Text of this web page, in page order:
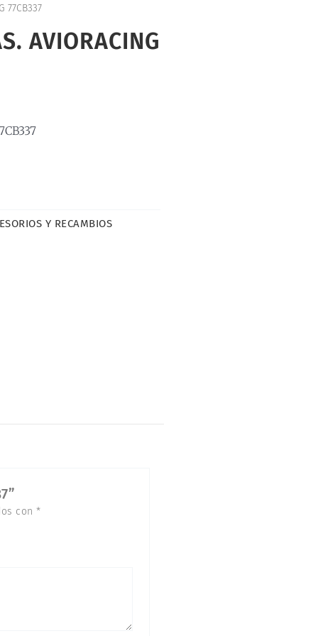
77CB337
AVIORACING
Y RECAMBIOS
con*